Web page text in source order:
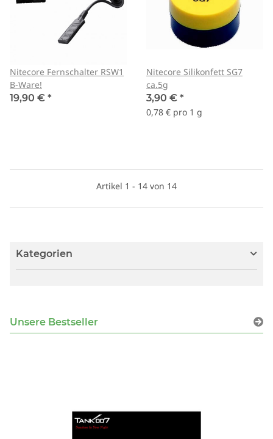
Nitecore Fernschalter RSW1
B-Ware!
19,90 € *
Nitecore Silikonfett SG7
ca.5g
3,90 € *
0,78 € pro 1 g
Artikel 1 - 14 von 14
Kategorien
Unsere Bestseller